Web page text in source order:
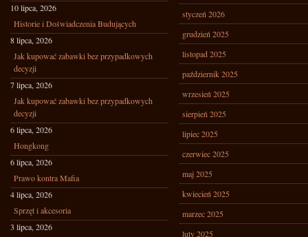
10 lipca, 2026
Historie i Doświadczenia Budujących
8 lipca, 2026
Jak kupować zabawki bez przypadkowych
decyzji
7 lipca, 2026
Jak kupować zabawki bez przypadkowych
decyzji
6 lipca, 2026
Hongkong
6 lipca, 2026
Prawo kontra Mafia
4 lipca, 2026
Sprzęt i akcesoria
3 lipca, 2026
styczeń 2026
grudzień 2025
listopad 2025
październik 2025
wrzesień 2025
sierpień 2025
lipiec 2025
czerwiec 2025
maj 2025
kwiecień 2025
marzec 2025
luty 2025